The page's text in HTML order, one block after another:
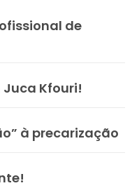
de
Kfouri!
à precarização